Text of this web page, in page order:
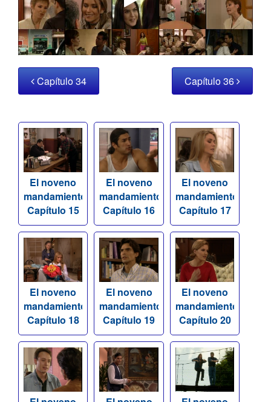
Capítulo 34 Capítulo 36
El noveno
mandamiento
Capítulo 15
El noveno
mandamiento
Capítulo 16
El noveno
mandamiento
Capítulo 17
El noveno
mandamiento
Capítulo 18
El noveno
mandamiento
Capítulo 19
El noveno
mandamiento
Capítulo 20